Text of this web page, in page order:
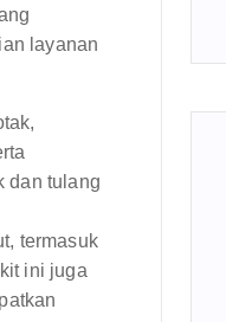
layanan
dan tulang
termasuk
ini juga